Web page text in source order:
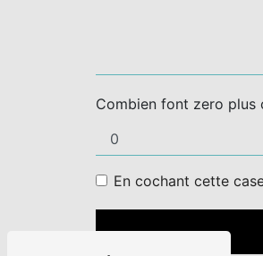
Combien font zero plus
En cochant cette